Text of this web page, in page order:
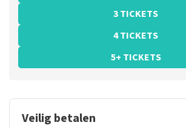
3 TICKETS
4 TICKETS
5+ TICKETS
Veilig betalen